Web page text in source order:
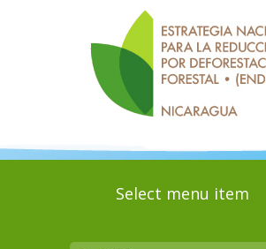
Select menu item